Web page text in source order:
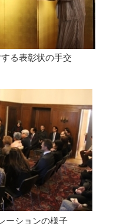
る表彰状の手交
ーションの様子